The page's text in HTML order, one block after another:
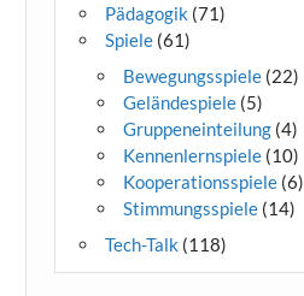
Pädagogik (71)
Spiele (61)
Bewegungsspiele (22)
Geländespiele (5)
Gruppeneinteilung (4)
Kennenlernspiele (10)
Kooperationsspiele (6)
Stimmungsspiele (14)
Tech-Talk (118)